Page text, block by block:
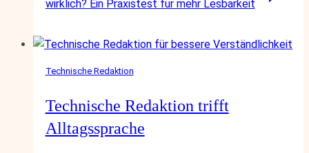
wirklich? Ein Praxistest für mehr Lesbarkeit
Technische Redaktion
Technische Redaktion trifft
Alltagssprache